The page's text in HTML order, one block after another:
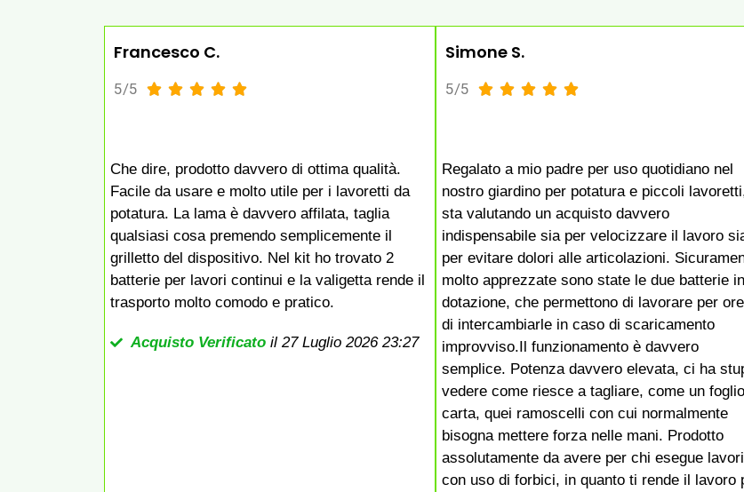
Francesco C.
5/5     
Che dire, prodotto davvero di ottima qualità.
Facile da usare e molto utile per i lavoretti da
potatura. La lama è davvero affilata, taglia
qualsiasi cosa premendo semplicemente il
grilletto del dispositivo. Nel kit ho trovato 2
batterie per lavori continui e la valigetta rende il
trasporto molto comodo e pratico.
Acquisto Verificatoil 27 Luglio 2026 23:27
Simone S.
5/5     
Regalato a mio padre per uso quotidiano nel
nostro giardino per potatura e piccoli
sta valutando un acquisto davvero
indispensabile sia per velocizzare il lavoro
per evitare dolori alle articolazioni.
molto apprezzate sono state le due batterie in
dotazione, che permettono di lavorare per
di intercambiarle in caso di scaricamento
improvviso.Il funzionamento è davvero
semplice. Potenza davvero elevata, ci ha
vedere come riesce a tagliare, come un
carta, quei ramoscelli con cui normalmente
bisogna mettere forza nelle mani. Prodotto
assolutamente da avere per chi esegue lavori
con uso di forbici, in quanto ti rende il lavoro